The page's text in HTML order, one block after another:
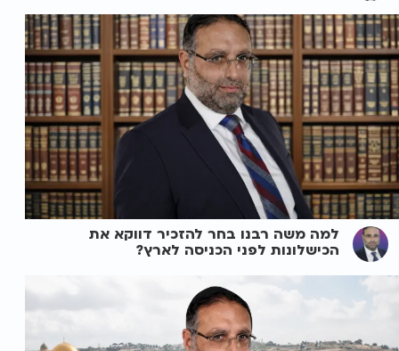
למה משה רבנו בחר להזכיר דווקא את
הכישלונות לפני הכניסה לארץ?